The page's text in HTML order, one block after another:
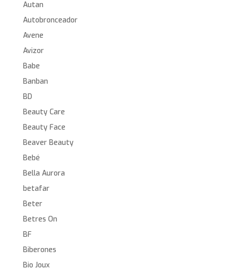
Autan
Autobronceador
Avene
Avizor
Babe
Banban
BD
Beauty Care
Beauty Face
Beaver Beauty
Bebé
Bella Aurora
betafar
Beter
Betres On
BF
Biberones
Bio Joux